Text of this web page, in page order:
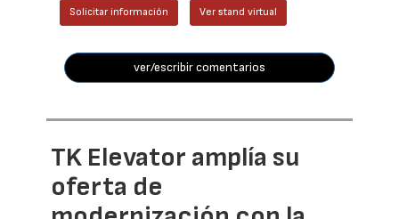
Solicitar información Ver stand virtual
ver/escribir comentarios
TK Elevator amplía su
oferta de